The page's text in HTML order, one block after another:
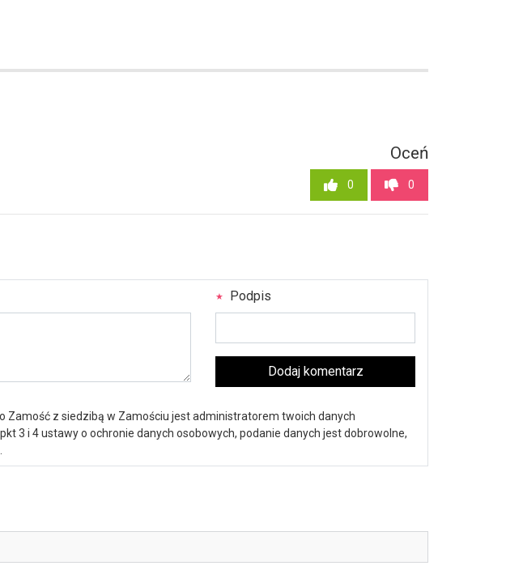
Oceń
0 0
Podpis
Dodaj komentarz
Zamość z siedzibą w Zamościu jest administratorem twoich danych
3 i 4 ustawy o ochronie danych osobowych, podanie danych jest dobrowolne,